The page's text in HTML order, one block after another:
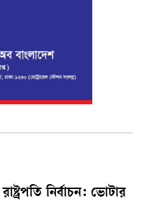
নির্বাচন: ভোটার